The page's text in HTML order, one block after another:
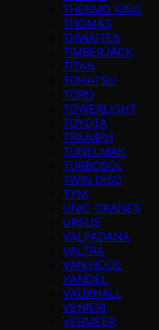
THERMO KING
THOMAS
THWAITES
TIMBERJACK
TİTAN
TOHATSU
TORO
TOWERLIGHT
TOYOTA
TRIUMPH
TÜNELMAK
TURBOSOL
TWIN DISC
TYM
UNIC CRANES
URSUS
VALPADANA
VALTRA
VAN HOOL
VANDEL
VAUXHALL
VENIERI
VERMEER